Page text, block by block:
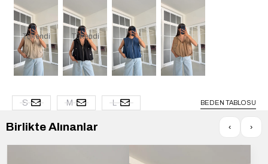
Tükendi Tükendi
S M L BEDEN TABLOSU
Birlikte Alınanlar ‹ ›